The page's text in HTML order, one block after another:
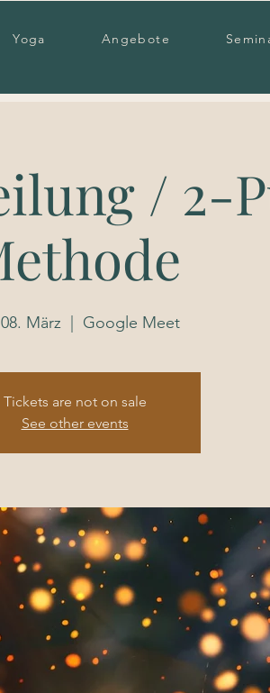
Yoga Angebote
/ 2-
März
  |
Google Meet
Tickets are not on sale
See other events